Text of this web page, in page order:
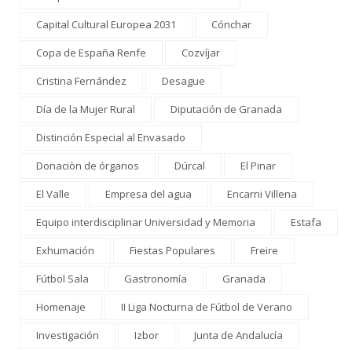
Capital Cultural Europea 2031
Cónchar
Copa de España Renfe
Cozvíjar
Cristina Fernández
Desague
Día de la Mujer Rural
Diputación de Granada
Distinción Especial al Envasado
Donaciòn de órganos
Dúrcal
El Pinar
El Valle
Empresa del agua
Encarni Villena
Equipo interdisciplinar Universidad y Memoria
Estafa
Exhumación
Fiestas Populares
Freire
Fútbol Sala
Gastronomía
Granada
Homenaje
II Liga Nocturna de Fútbol de Verano
Investigación
Izbor
Junta de Andalucía